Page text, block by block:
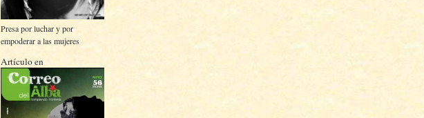
Presa por luchar y por
empoderar a las mujeres
Artículo en